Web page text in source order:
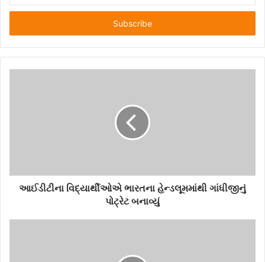
t
r
y
આઈડીટીના વિદ્યાર્થીઓએ ભારતના હેન્ડલૂમમાંથી ગાંધીજીનું
પોટ્રેટ બનાવ્યું